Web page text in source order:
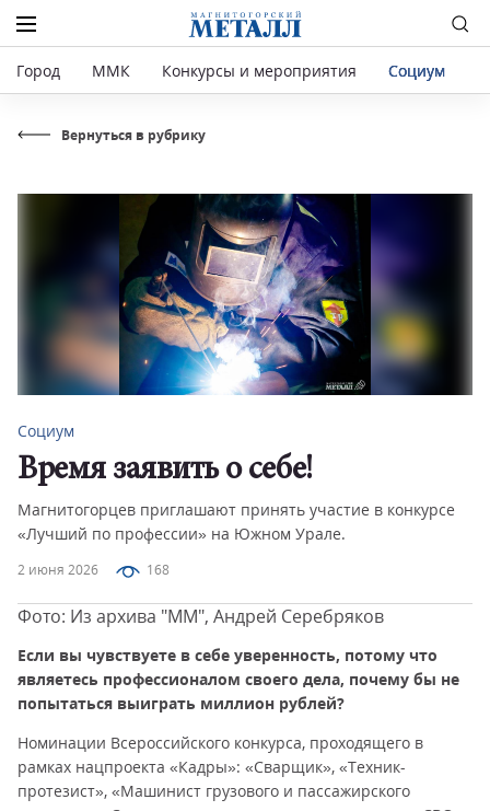
Город ММК Конкурсы и мероприятия Социум
Вернуться в рубрику
2 июня 2026 168
Социум
Время заявить о себе!
Магнитогорцев приглашают принять участие в конкурсе
«Лучший по профессии» на Южном Урале.
Фото: Из архива "ММ", Андрей Серебряков
Если вы чувствуете в себе уверенность, потому что
являетесь профессионалом своего дела, почему бы не
попытаться выиграть миллион рублей?
Номинации Всероссийского конкурса, проходящего в
рамках нацпроекта «Кадры»: «Сварщик», «Техник-
протезист», «Машинист грузового и пассажирского